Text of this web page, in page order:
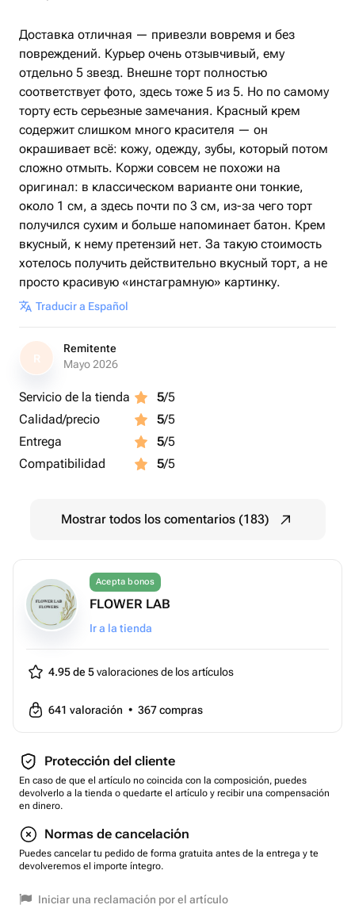
Доставка отличная — привезли вовремя и без
повреждений. Курьер очень отзывчивый, ему
отдельно 5 звезд. Внешне торт полностью
соответствует фото, здесь тоже 5 из 5. Но по самому
торту есть серьезные замечания. Красный крем
содержит слишком много красителя — он
окрашивает всё: кожу, одежду, зубы, который потом
сложно отмыть. Коржи совсем не похожи на
оригинал: в классическом варианте они тонкие,
около 1 см, а здесь почти по 3 см, из-за чего торт
получился сухим и больше напоминает батон. Крем
вкусный, к нему претензий нет. За такую стоимость
хотелось получить действительно вкусный торт, а не
просто красивую «инстаграмную» картинку.
Traducir a Español
R
Remitente
Mayo 2026
Servicio de la tienda 5/5
Calidad/precio
5/5
Entrega
5/5
Compatibilidad
5/5
Mostrar todos los comentarios (183)
Acepta bonos
FLOWER LAB
Ir a la tienda
4.95 de 5valoraciones de los artículos
641 valoración • 367compras
Protección del cliente
En caso de que el artículo no coincida con la composición, puedes
devolverlo a la tienda o quedarte el artículo y recibir una compensación
en dinero.
Normas de cancelación
Puedes cancelar tu pedido de forma gratuita antes de la entrega y te
devolveremos el importe íntegro.
Iniciar una reclamación por el artículo